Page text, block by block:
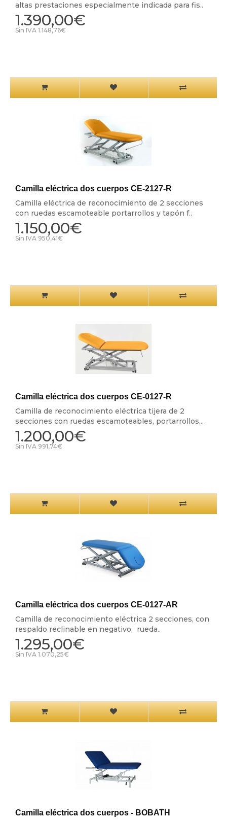
altas prestaciones especialmente indicada para fis..
1.390,00€
Sin IVA 1.148,76€
Camilla eléctrica dos cuerpos CE-2127-R
Camilla eléctrica de reconocimiento de 2 secciones
con ruedas escamoteable portarrollos y tapón f..
1.150,00€
Sin IVA 950,41€
Camilla eléctrica dos cuerpos CE-0127-R
Camilla de reconocimiento eléctrica tijera de 2
secciones con ruedas escamoteables, portarrollos,..
1.200,00€
Sin IVA 991,74€
Camilla eléctrica dos cuerpos CE-0127-AR
Camilla de reconocimiento eléctrica 2 secciones, con
respaldo reclinable en negativo, rueda..
1.295,00€
Sin IVA 1.070,25€
Camilla eléctrica dos cuerpos - BOBATH